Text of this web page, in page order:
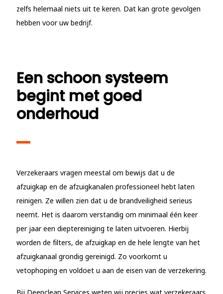
zelfs helemaal niets uit te keren. Dat kan grote gevolgen
hebben voor uw bedrijf.
Een schoon systeem
begint met goed
onderhoud
Verzekeraars vragen meestal om bewijs dat u de
afzuigkap en de afzuigkanalen professioneel hebt laten
reinigen. Ze willen zien dat u de brandveiligheid serieus
neemt. Het is daarom verstandig om minimaal één keer
per jaar een dieptereiniging te laten uitvoeren. Hierbij
worden de filters, de afzuigkap en de hele lengte van het
afzuigkanaal grondig gereinigd. Zo voorkomt u
vetophoping en voldoet u aan de eisen van de verzekering.